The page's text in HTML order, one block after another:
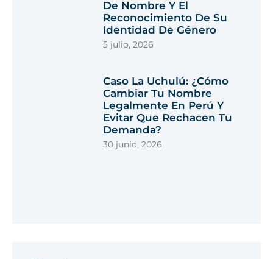
De Nombre Y El
Reconocimiento De Su
Identidad De Género
5 julio, 2026
Caso La Uchulú: ¿cómo
Cambiar Tu Nombre
Legalmente En Perú Y
Evitar Que Rechacen Tu
Demanda?
30 junio, 2026